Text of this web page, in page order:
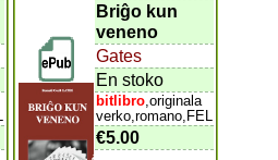
Briĝo kun
veneno
Gates
En stoko
bitlibro ,originala
verko,romano,FEL
€5.00